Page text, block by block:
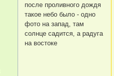
после проливного дождя
такое небо было - одно
фото на запад, там
солнце садится, а радуга
на востоке